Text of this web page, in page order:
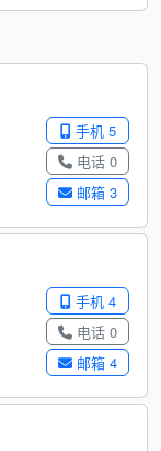
手机 5
电话 0
邮箱 3
手机 4
电话 0
邮箱 4